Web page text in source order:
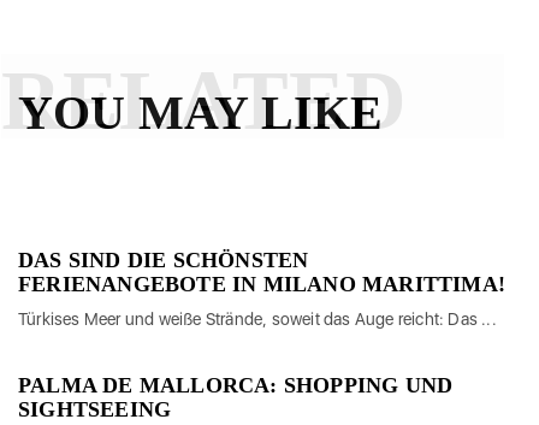
YOU MAY LIKE
RELATED
DAS SIND DIE SCHÖNSTEN
FERIENANGEBOTE IN MILANO MARITTIMA!
Türkises Meer und weiße Strände, soweit das Auge reicht: Das ...
PALMA DE MALLORCA: SHOPPING UND
SIGHTSEEING